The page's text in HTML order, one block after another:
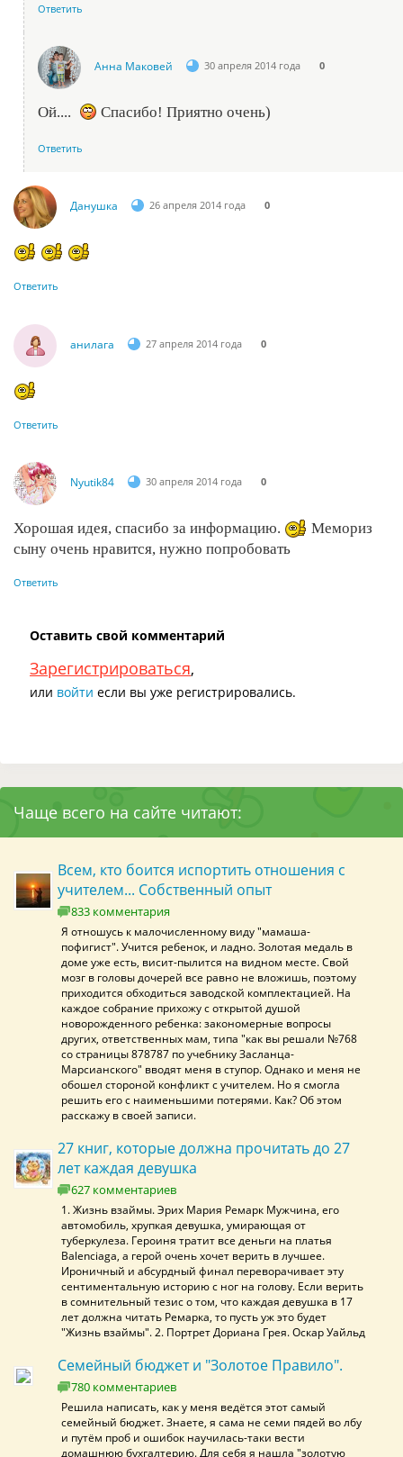
Ответить
Анна Маковей 30 апреля 2014 года 0
Ой.... Спасибо! Приятно очень)
Ответить
Данушка 26 апреля 2014 года 0
Ответить
анилага 27 апреля 2014 года 0
Ответить
Nyutik84 30 апреля 2014 года 0
Хорошая идея, спасибо за информацию.
Мемориз
сыну очень нравится, нужно попробовать
Ответить
Оставить свой комментарий
Зарегистрироваться,
или войти если вы уже регистрировались.
Чаще всего на сайте читают:
Всем, кто боится испортить отношения с
учителем... Собственный опыт
833 комментария
Я отношусь к малочисленному виду "мамаша-
пофигист". Учится ребенок, и ладно. Золотая медаль в
доме уже есть, висит-пылится на видном месте. Свой
мозг в головы дочерей все равно не вложишь, поэтому
приходится обходиться заводской комплектацией. На
каждое собрание прихожу с открытой душой
новорожденного ребенка: закономерные вопросы
других, ответственных мам, типа "как вы решали №768
со страницы 878787 по учебнику Засланца-
Марсианского" вводят меня в ступор. Однако и меня не
обошел стороной конфликт с учителем. Но я смогла
решить его с наименьшими потерями. Как? Об этом
расскажу в своей записи.
27 книг, которые должна прочитать до 27
лет каждая девушка
627 комментариев
1. Жизнь взаймы. Эрих Мария Ремарк Мужчина, его
автомобиль, хрупкая девушка, умирающая от
туберкулеза. Героиня тратит все деньги на платья
Balenciaga, а герой очень хочет верить в лучшее.
Ироничный и абсурдный финал переворачивает эту
сентиментальную историю с ног на голову. Если верить
в сомнительный тезис о том, что каждая девушка в 17
лет должна читать Ремарка, то пусть уж это будет
"Жизнь взаймы". 2. Портрет Дориана Грея. Оскар Уайльд
Семейный бюджет и "Золотое Правило".
780 комментариев
Решила написать, как у меня ведётся этот самый
семейный бюджет. Знаете, я сама не семи пядей во лбу
и путём проб и ошибок научилась-таки вести
домашнюю бухгалтерию. Для себя я нашла "золотую